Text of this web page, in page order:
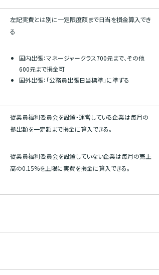
左記実費とは別に一定限度額まで日当を損金算入でき
る
国内出張：マネージャークラス700元まで、その他
600元まで損金可
国外出張：「公務員出張日当標準」に準ずる
従業員福利委員会を設置・運営している企業は毎月の
拠出額を一定額まで損金に算入できる。
従業員福利委員会を設置していない企業は毎月の売上
高の0.15%を上限に実費を損金に算入できる。